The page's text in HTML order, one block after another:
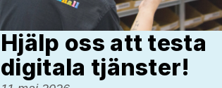
Hjälp oss att testa
digitala tjänster!